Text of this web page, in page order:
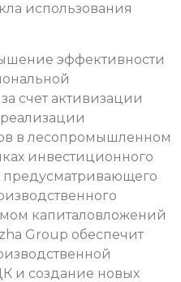
использования
эффективности
счет активизации
в лесопромышленном
инвестиционного
предусматривающего
капиталовложений
Group обеспечит
и создание новых